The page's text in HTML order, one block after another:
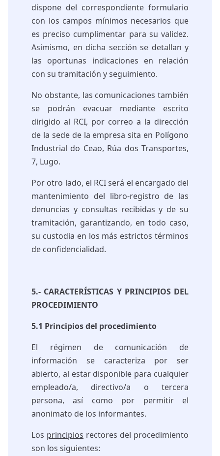
dispone del correspondiente formulario
con los campos mínimos necesarios que
es preciso cumplimentar para su validez.
Asimismo, en dicha sección se detallan y
las oportunas indicaciones en relación
con su tramitación y seguimiento.
No obstante, las comunicaciones también
se podrán evacuar mediante escrito
dirigido al RCI, por correo a la dirección
de la sede de la empresa sita en Polígono
Industrial do Ceao, Rúa dos Transportes,
7, Lugo.
Por otro lado, el RCI será el encargado del
mantenimiento del libro-registro de las
denuncias y consultas recibidas y de su
tramitación, garantizando, en todo caso,
su custodia en los más estrictos términos
de confidencialidad.
5.- CARACTERÍSTICAS Y PRINCIPIOS DEL
PROCEDIMIENTO
5.1 Principios del procedimiento
El régimen de comunicación de
información se caracteriza por ser
abierto, al estar disponible para cualquier
empleado/a, directivo/a o tercera
persona, así como por permitir el
anonimato de los informantes.
Los principios rectores del procedimiento
son los siguientes: